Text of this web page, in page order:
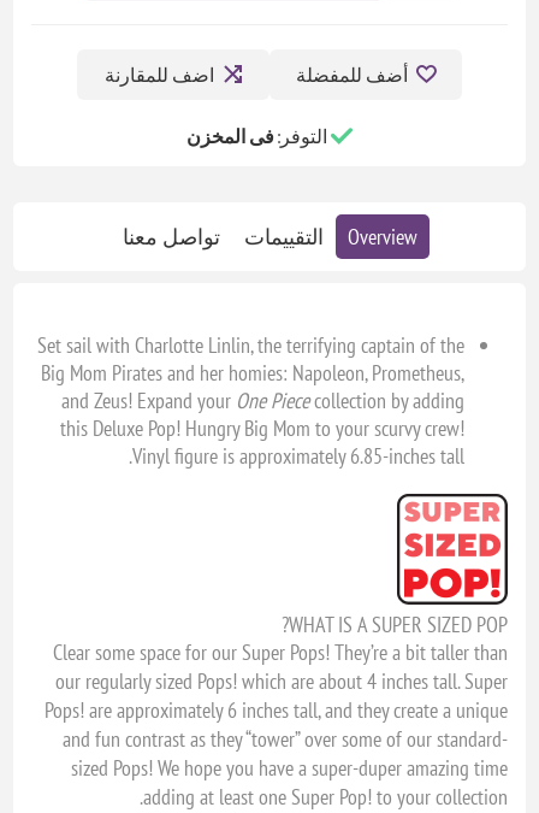
أضف للمفضلة اضف للمقارنة
التوفر:فى المخزن
Overview التقييمات تواصل معنا
Set sail with Charlotte Linlin, the terrifying captain of the
Big Mom Pirates and her homies: Napoleon, Prometheus,
and Zeus! Expand your One Piececollection by adding
this Deluxe Pop! Hungry Big Mom to your scurvy crew!
Vinyl figure is approximately 6.85-inches tall.
WHAT IS A SUPER SIZED POP?
Clear some space for our Super Pops! They’re a bit taller than
our regularly sized Pops! which are about 4 inches tall. Super
Pops! are approximately 6 inches tall, and they create a unique
and fun contrast as they “tower” over some of our standard-
sized Pops! We hope you have a super-duper amazing time
adding at least one Super Pop! to your collection.